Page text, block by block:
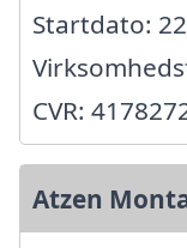
Startdato:
CVR:
Atzen